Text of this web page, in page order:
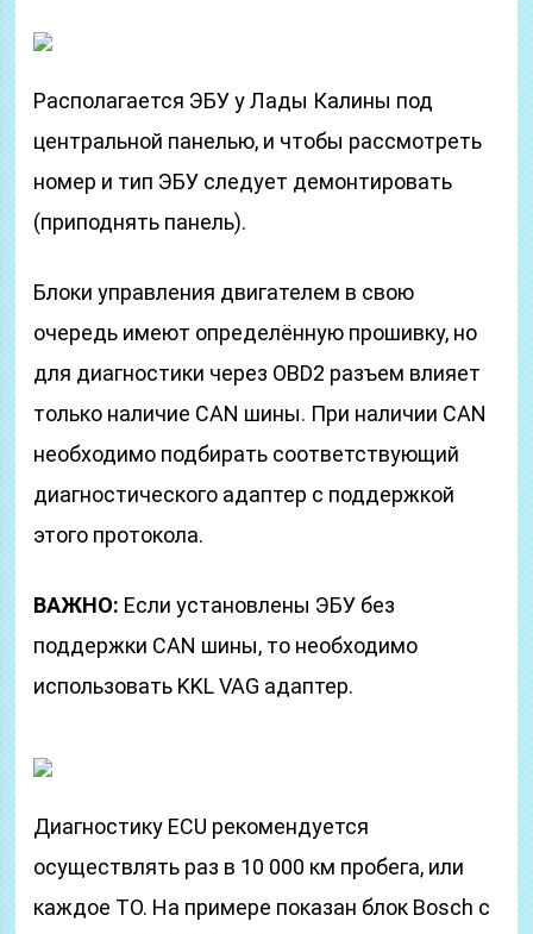
Располагается ЭБУ у Лады Калины под
центральной панелью, и чтобы рассмотреть
номер и тип ЭБУ следует демонтировать
(приподнять панель).
Блоки управления двигателем в свою
очередь имеют определённую прошивку, но
для диагностики через OBD2 разъем влияет
только наличие CAN шины. При наличии СAN
необходимо подбирать соответствующий
диагностического адаптер с поддержкой
этого протокола.
ВАЖНО: Если установлены ЭБУ без
поддержки CAN шины, то необходимо
использовать KKL VAG адаптер.
Диагностику ECU рекомендуется
осуществлять раз в 10 000 км пробега, или
каждое ТО. На примере показан блок Bosch с